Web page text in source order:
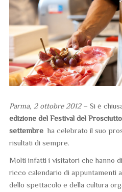
Parma, 2 ottobre 2012– Si è
edizione del Festival del
settembre ha celebrato il suo
risultati di sempre.
Molti infatti i visitatori che hanno
ricco calendario di appuntamenti
dello spettacolo e della cultura